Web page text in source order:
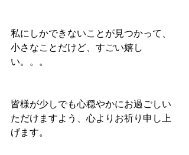
私にしかできないことが見つかって、
小さなことだけど、すごい嬉し
い。。。
皆様が少しでも心穏やかにお過ごしい
ただけますよう、心よりお祈り申し上
げます。